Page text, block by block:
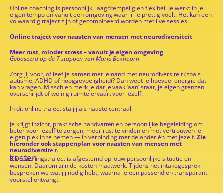
Online coaching is persoonlijk, laagdrempelig en flexibel. Je werkt in je
eigen tempo en vanuit een omgeving waar jij je prettig voelt. Het kan een
volwaardig traject zijn of gecombineerd worden met live sessies.
Online traject voor naasten van mensen met neurodiversiteit
Meer rust, minder stress – vanuit je eigen omgeving
Gebaseerd op de 7 stappen van Marja Boxhoorn
Zorg jij voor, of leef je samen met iemand met neurodiversiteit (zoals
autisme, ADHD of hooggevoeligheid)? Dan weet je hoeveel energie dat
kan vragen. Misschien merk je dat je vaak ‘aan’ staat, je eigen grenzen
overschrijdt of weinig ruimte ervaart voor jezelf.
In dit online traject sta jij als naaste centraal.
Je krijgt inzicht, praktische handvatten en persoonlijke begeleiding om
beter voor jezelf te zorgen, meer rust te vinden en met vertrouwen je
eigen plek in te nemen — in verbinding met de ander én met jezelf.Zie
hieronder ook stappenplan voor naasten van mensen met
neurodiversiteit.
Elk coachingstraject is afgestemd op jouw persoonlijke situatie en
wensen. Daarom zijn de kosten maatwerk. Tijdens het intakegesprek
bespreken we wat jij nodig hebt, waarna je een passend en transparant
voorstel ontvangt.
kosten